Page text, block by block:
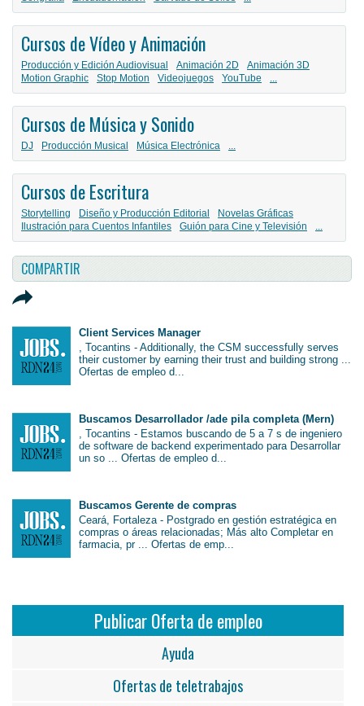
Cursos de Vídeo y Animación
Producción y Edición Audiovisual Animación 2D
Animación 3D
Motion Graphic
Stop Motion Videojuegos YouTube ...
Cursos de Música y Sonido
DJ Producción Musical Música Electrónica ...
Cursos de Escritura
Storytelling Diseño y Producción Editorial
Novelas Gráficas
Ilustración para Cuentos Infantiles
Guión para Cine y Televisión ...
COMPARTIR
Client Services Manager
, Tocantins - Additionally, the CSM successfully serves
their customer by earning their trust and building strong ...
Ofertas de empleo d...
Buscamos Desarrollador /ade pila completa (Mern)
, Tocantins - Estamos buscando de 5 a 7 s de ingeniero
de software de backend experimentado para Desarrollar
un so ... Ofertas de empleo d...
Buscamos Gerente de compras
Ceará, Fortaleza - Postgrado en gestión estratégica en
compras o áreas relacionadas; Más alto Completar en
farmacia, pr ... Ofertas de emp...
Publicar Oferta de empleo
Ayuda
Ofertas de teletrabajos